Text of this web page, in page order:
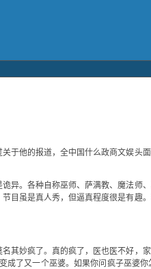
于他的报道，全中国什么政商文娱头
异。各种自称巫师、萨满教、魔法师
目虽是真人秀，但逼真程度很是有趣
其妙疯了。真的疯了，医也医不好，
了又一个巫婆。如果你问疯子巫婆